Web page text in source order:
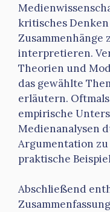
kritisches
Zusammenhänge
interpretieren.
Theorien und
das gewählte
erläutern.
empirische
Medienanalysen
Argumentation
praktische
Abschließend